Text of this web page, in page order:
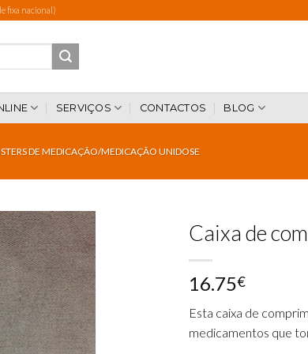
fixa nacional)
SERVIÇOS CONTACTOS BLOG
DE MEDICAÇÃO/MEDICAÇÃO UNIDOSE
Add to
wishlist
Caixa de
16.75€
Esta caixa de
medicamentos que